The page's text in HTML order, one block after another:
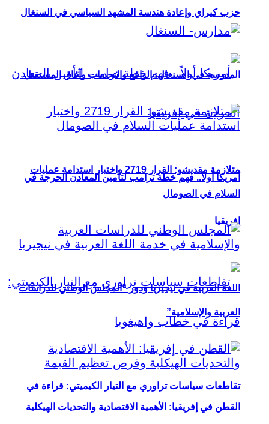
حزب كيراي وإعادة هندسة المشهد السياسي في السنغال
أمريكا أولاً.. فهم خطة ترامب لتأمين المعادن الحرجة في
إفريقيا
تقاطعات سياسات تراوري مع التيار الكيميتي: قراءة في
المدرسة في السنغال: الواقع والتحديات وآفاق المستقبل
متلازمة مقديشو: القرار 2719 واختبار استدامة عمليات
السلام في الصومال
اللغة العربية في نيجيريا ودور “المجلس الوطني للدراسات
العربية والإسلامية”
القطن في إفريقيا: الأهمية الاقتصادية والتحديات الهيكلية